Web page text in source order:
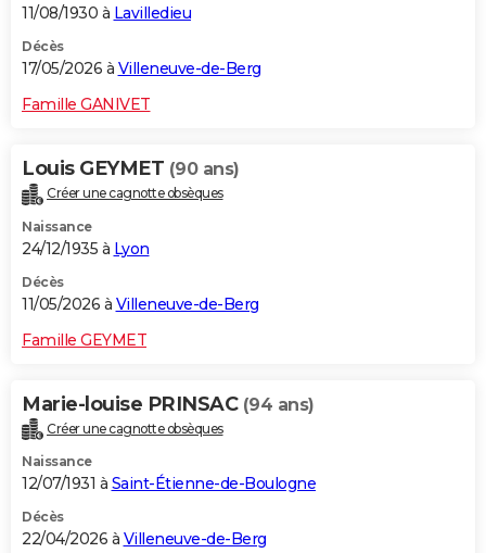
11/08/1930 à Lavilledieu
Décès
17/05/2026 à Villeneuve-de-Berg
Famille GANIVET
Louis GEYMET (90 ans)
Créer une cagnotte obsèques
Naissance
24/12/1935 à Lyon
Décès
11/05/2026 à Villeneuve-de-Berg
Famille GEYMET
Marie-louise PRINSAC (94 ans)
Créer une cagnotte obsèques
Naissance
12/07/1931 à Saint-Étienne-de-Boulogne
Décès
22/04/2026 à Villeneuve-de-Berg